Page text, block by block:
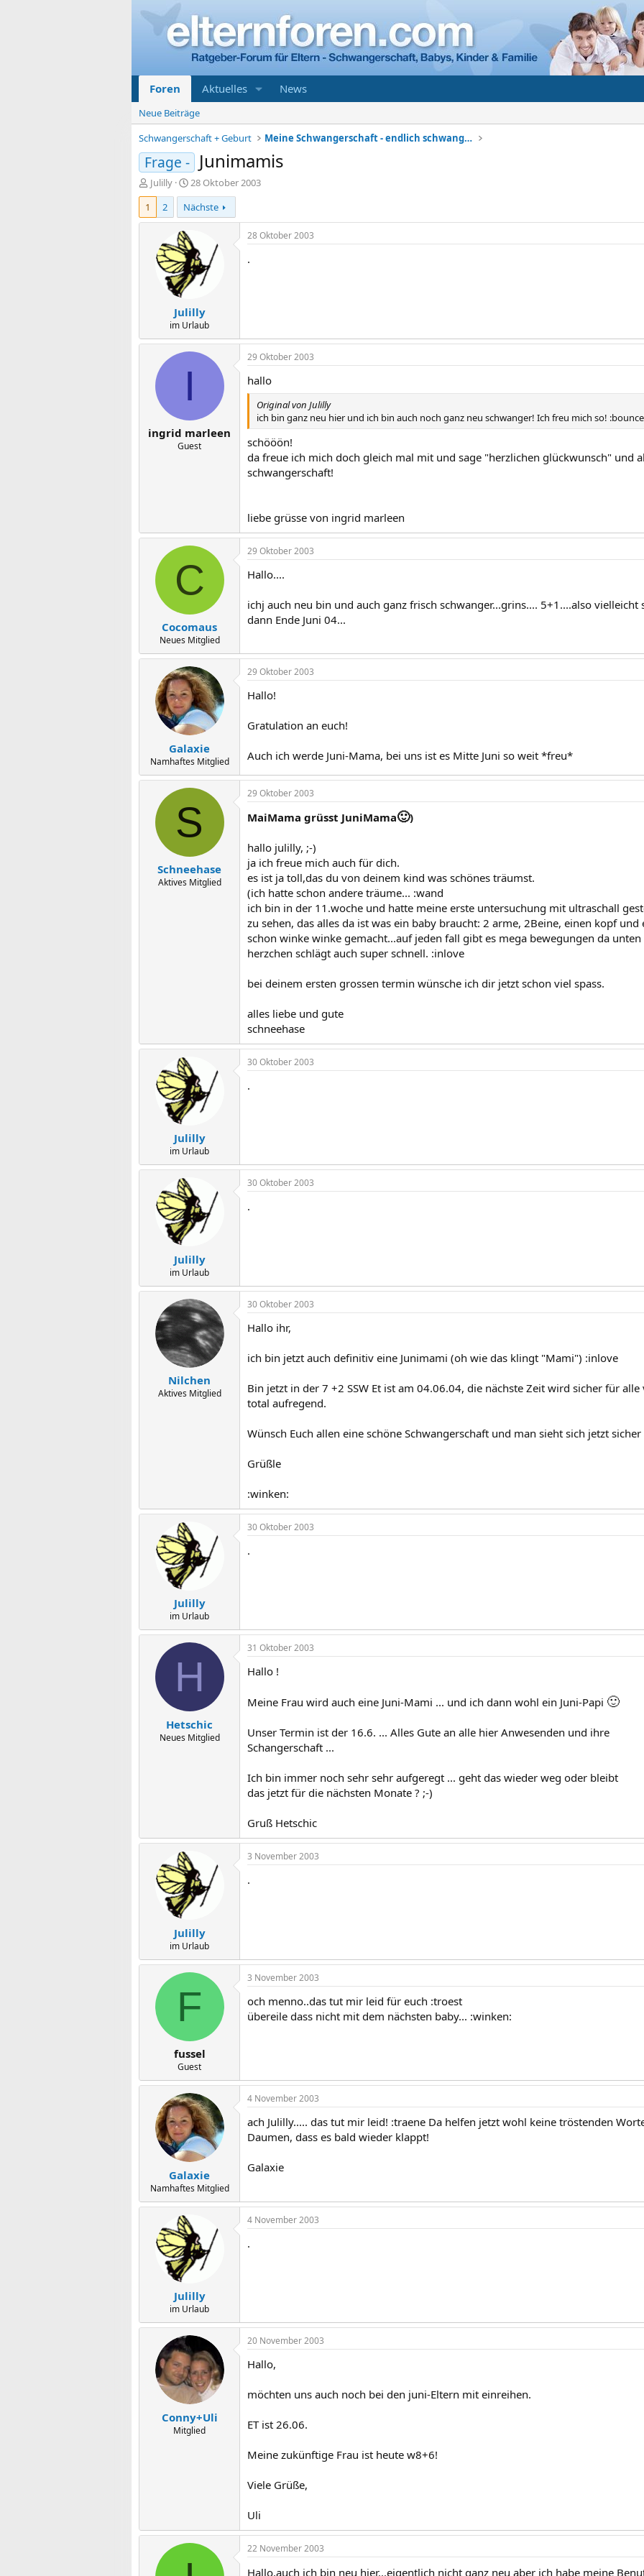
Foren Aktuelles News
Neue Beiträge
Schwangerschaft + Geburt
Meine Schwangerschaft - endlich schwanger
Frage - Junimamis
E
r
t
Julilly
E
r
s
t
l
l
t
a
28 Oktober 2003
1
2 Nächste
Julilly
im Urlaub
28 Oktober 2003
.
I
ingrid marleen
Guest
29 Oktober 2003
hallo
Original von Julilly
ich bin ganz neu hier und ich bin auch noch ganz neu schwanger! Ich freu mich so!
schööön!
da freue ich mich doch gleich mal mit und sage "herzlichen glückwunsch" und
schwangerschaft!
liebe grüsse von ingrid marleen
C
Cocomaus
Neues Mitglied
29 Oktober 2003
Hallo....
ichj auch neu bin und auch ganz frisch schwanger...grins.... 5+1....also vielleicht
dann Ende Juni 04...
Galaxie
Namhaftes Mitglied
29 Oktober 2003
Hallo!
Gratulation an euch!
Auch ich werde Juni-Mama, bei uns ist es Mitte Juni so weit *freu*
S
Schneehase
Aktives Mitglied
29 Oktober 2003
MaiMama grüsst JuniMama🙂)
hallo julilly, ;-)
ja ich freue mich auch für dich.
es ist ja toll,das du von deinem kind was schönes träumst.
(ich hatte schon andere träume... :wand
ich bin in der 11.woche und hatte meine erste untersuchung mit ultraschall
zu sehen, das alles da ist was ein baby braucht: 2 arme, 2Beine, einen kopf
schon winke winke gemacht...auf jeden fall gibt es mega bewegungen da
herzchen schlägt auch super schnell. :inlove
bei deinem ersten grossen termin wünsche ich dir jetzt schon viel spass.
alles liebe und gute
schneehase
Julilly
im Urlaub
30 Oktober 2003
.
Julilly
im Urlaub
30 Oktober 2003
.
Nilchen
Aktives Mitglied
30 Oktober 2003
Hallo ihr,
ich bin jetzt auch definitiv eine Junimami (oh wie das klingt "Mami") :inlove
Bin jetzt in der 7 +2 SSW Et ist am 04.06.04, die nächste Zeit wird sicher für alle
total aufregend.
Wünsch Euch allen eine schöne Schwangerschaft und man sieht sich jetzt sicher
Grüßle
:winken:
Julilly
im Urlaub
30 Oktober 2003
.
H
Hetschic
Neues Mitglied
31 Oktober 2003
Hallo !
Meine Frau wird auch eine Juni-Mami ... und ich dann wohl ein Juni-Papi 🙂
Unser Termin ist der 16.6. ... Alles Gute an alle hier Anwesenden und ihre
Schangerschaft ...
Ich bin immer noch sehr sehr aufgeregt ... geht das wieder weg oder bleibt
das jetzt für die nächsten Monate ? ;-)
Gruß Hetschic
Julilly
im Urlaub
3 November 2003
.
F
fussel
Guest
3 November 2003
och menno..das tut mir leid für euch :troest
übereile dass nicht mit dem nächsten baby... :winken:
Galaxie
Namhaftes Mitglied
4 November 2003
ach Julilly..... das tut mir leid! :traene Da helfen jetzt wohl keine tröstenden
Daumen, dass es bald wieder klappt!
Galaxie
Julilly
im Urlaub
4 November 2003
.
Conny+Uli
Mitglied
20 November 2003
Hallo,
möchten uns auch noch bei den juni-Eltern mit einreihen.
ET ist 26.06.
Meine zukünftige Frau ist heute w8+6!
Viele Grüße,
Uli
22 November 2003
Hallo,auch ich bin neu hier...eigentlich nicht ganz neu aber ich habe meine